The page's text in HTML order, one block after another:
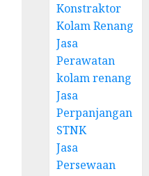
Konstraktor
Kolam Renang
Jasa
Perawatan
kolam renang
Jasa
Perpanjangan
STNK
Jasa
Persewaan